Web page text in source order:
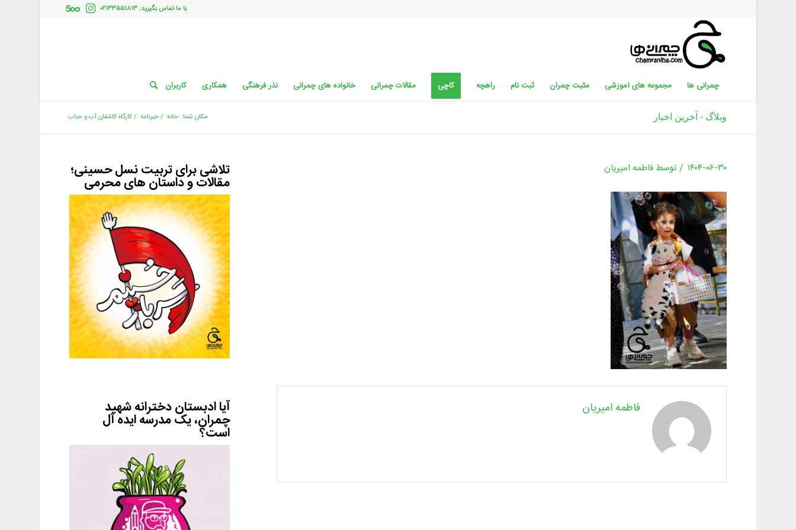
با ما تماس بگیرید: ۰۲۱۳۳۵۵۱۸۱۳
چمرانی ها مجموعه های آموزشی مثبت چمران ثبت نام راهچه کاچی مقالات چمرانی خانواده های چمرانی نذر فرهنگی همکاری کاربران
وبلاگ - آخرین اخبار مکان شما: خانه /خبرنامه /کارگاه کاشفان آب و حباب
۱۴۰۴-۰۶-۳۰ / توسطفاطمه امیریان
فاطمه امیریان
تلاشی برای تربیت نسل حسینی؛
مقالات و داستان های محرمی
آیا ادبستان دخترانه شهید
چمران، یک مدرسه ایده آل
است؟